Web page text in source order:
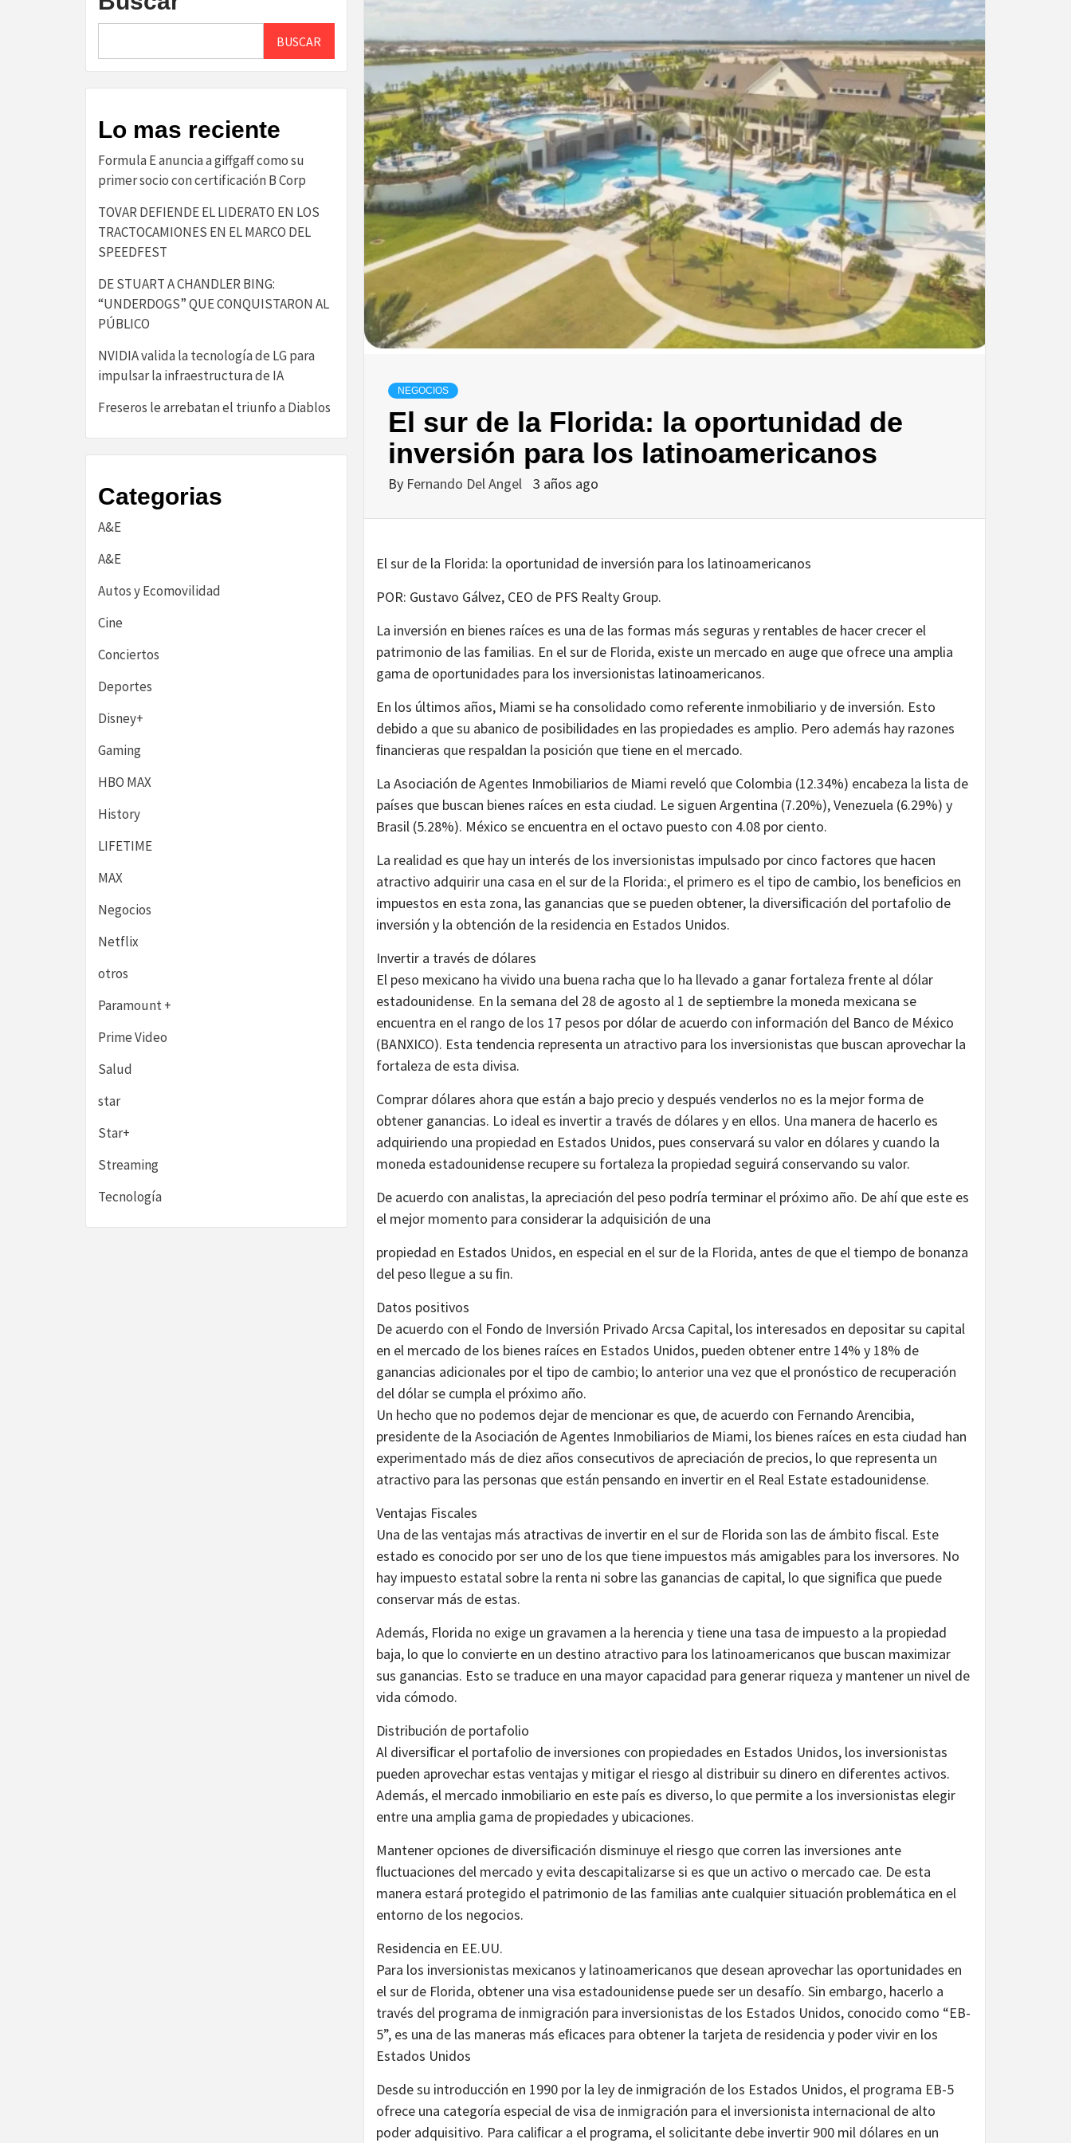
NEGOCIOS
El sur de la Florida: la oportunidad de
inversión para los latinoamericanos
By Fernando Del Angel 3 años ago
El sur de la Florida: la oportunidad de inversión para los latinoamericanos
POR: Gustavo Gálvez, CEO de PFS Realty Group.
La inversión en bienes raíces es una de las formas más seguras y rentables de hacer crecer el
patrimonio de las familias. En el sur de Florida, existe un mercado en auge que ofrece una amplia
gama de oportunidades para los inversionistas latinoamericanos.
En los últimos años, Miami se ha consolidado como referente inmobiliario y de inversión. Esto
debido a que su abanico de posibilidades en las propiedades es amplio. Pero además hay razones
ﬁnancieras que respaldan la posición que tiene en el mercado.
La Asociación de Agentes Inmobiliarios de Miami reveló que Colombia (12.34%) encabeza la lista de
países que buscan bienes raíces en esta ciudad. Le siguen Argentina (7.20%), Venezuela (6.29%) y
Brasil (5.28%). México se encuentra en el octavo puesto con 4.08 por ciento.
La realidad es que hay un interés de los inversionistas impulsado por cinco factores que hacen
atractivo adquirir una casa en el sur de la Florida:, el primero es el tipo de cambio, los beneﬁcios en
impuestos en esta zona, las ganancias que se pueden obtener, la diversiﬁcación del portafolio de
inversión y la obtención de la residencia en Estados Unidos.
Invertir a través de dólares
El peso mexicano ha vivido una buena racha que lo ha llevado a ganar fortaleza frente al dólar
estadounidense. En la semana del 28 de agosto al 1 de septiembre la moneda mexicana se
encuentra en el rango de los 17 pesos por dólar de acuerdo con información del Banco de México
(BANXICO). Esta tendencia representa un atractivo para los inversionistas que buscan aprovechar la
fortaleza de esta divisa.
Comprar dólares ahora que están a bajo precio y después venderlos no es la mejor forma de
obtener ganancias. Lo ideal es invertir a través de dólares y en ellos. Una manera de hacerlo es
adquiriendo una propiedad en Estados Unidos, pues conservará su valor en dólares y cuando la
moneda estadounidense recupere su fortaleza la propiedad seguirá conservando su valor.
De acuerdo con analistas, la apreciación del peso podría terminar el próximo año. De ahí que este es
el mejor momento para considerar la adquisición de una
propiedad en Estados Unidos, en especial en el sur de la Florida, antes de que el tiempo de bonanza
del peso llegue a su ﬁn.
Datos positivos
De acuerdo con el Fondo de Inversión Privado Arcsa Capital, los interesados en depositar su capital
en el mercado de los bienes raíces en Estados Unidos, pueden obtener entre 14% y 18% de
ganancias adicionales por el tipo de cambio; lo anterior una vez que el pronóstico de recuperación
del dólar se cumpla el próximo año.
Un hecho que no podemos dejar de mencionar es que, de acuerdo con Fernando Arencibia,
presidente de la Asociación de Agentes Inmobiliarios de Miami, los bienes raíces en esta ciudad han
experimentado más de diez años consecutivos de apreciación de precios, lo que representa un
atractivo para las personas que están pensando en invertir en el Real Estate estadounidense.
Ventajas Fiscales
Una de las ventajas más atractivas de invertir en el sur de Florida son las de ámbito ﬁscal. Este
estado es conocido por ser uno de los que tiene impuestos más amigables para los inversores. No
hay impuesto estatal sobre la renta ni sobre las ganancias de capital, lo que signiﬁca que puede
conservar más de estas.
Además, Florida no exige un gravamen a la herencia y tiene una tasa de impuesto a la propiedad
baja, lo que lo convierte en un destino atractivo para los latinoamericanos que buscan maximizar
sus ganancias. Esto se traduce en una mayor capacidad para generar riqueza y mantener un nivel de
vida cómodo.
Distribución de portafolio
Al diversiﬁcar el portafolio de inversiones con propiedades en Estados Unidos, los inversionistas
pueden aprovechar estas ventajas y mitigar el riesgo al distribuir su dinero en diferentes activos.
Además, el mercado inmobiliario en este país es diverso, lo que permite a los inversionistas elegir
entre una amplia gama de propiedades y ubicaciones.
Mantener opciones de diversiﬁcación disminuye el riesgo que corren las inversiones ante
ﬂuctuaciones del mercado y evita descapitalizarse si es que un activo o mercado cae. De esta
manera estará protegido el patrimonio de las familias ante cualquier situación problemática en el
entorno de los negocios.
Residencia en EE.UU.
Para los inversionistas mexicanos y latinoamericanos que desean aprovechar las oportunidades en
el sur de Florida, obtener una visa estadounidense puede ser un desafío. Sin embargo, hacerlo a
través del programa de inmigración para inversionistas de los Estados Unidos, conocido como “EB-
5”, es una de las maneras más eﬁcaces para obtener la tarjeta de residencia y poder vivir en los
Estados Unidos
Desde su introducción en 1990 por la ley de inmigración de los Estados Unidos, el programa EB-5
ofrece una categoría especial de visa de inmigración para el inversionista internacional de alto
poder adquisitivo. Para caliﬁcar a el programa, el solicitante debe invertir 900 mil dólares en un
BUSCAR
Lo mas reciente
​Formula E anuncia a giffgaff como su
primer socio con certificación B Corp​
TOVAR DEFIENDE EL LIDERATO EN LOS
TRACTOCAMIONES EN EL MARCO DEL
SPEEDFEST
DE STUART A CHANDLER BING:
“UNDERDOGS” QUE CONQUISTARON AL
PÚBLICO
NVIDIA valida la tecnología de LG para
impulsar la infraestructura de IA
Freseros le arrebatan el triunfo a Diablos
Categorias
A&E
A&E
Autos y Ecomovilidad
Cine
Conciertos
Deportes
Disney+
Gaming
HBO MAX
History
LIFETIME
MAX
Negocios
Netflix
otros
Paramount +
Prime Video
Salud
star
Star+
Streaming
Tecnología